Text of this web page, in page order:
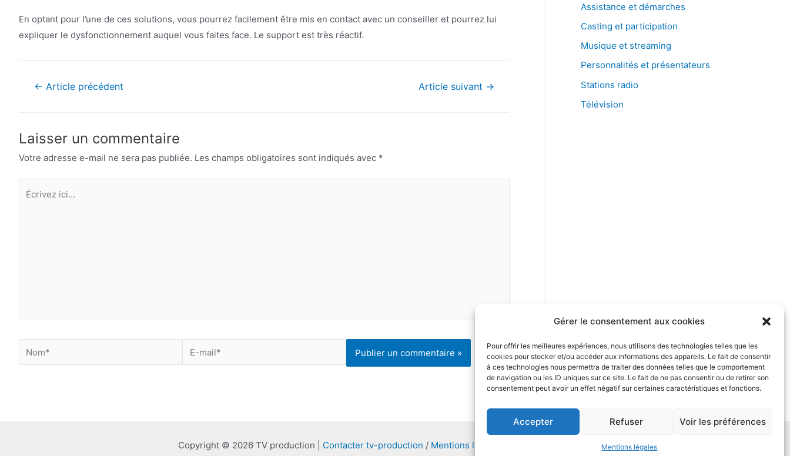
Gérer le consentement aux cookies
Pour offrir les meilleures expériences, nous utilisons des technologies telles que les
cookies pour stocker et/ou accéder aux informations des appareils. Le fait de consentir
à ces technologies nous permettra de traiter des données telles que le comportement
de navigation ou les ID uniques sur ce site. Le fait de ne pas consentir ou de retirer son
consentement peut avoir un effet négatif sur certaines caractéristiques et fonctions.
Accepter Refuser Voir les préférences
Mentions légales
En optant pour l’une de ces solutions, vous pourrez facilement être mis en contact avec un conseiller et pourrez lui
expliquer le dysfonctionnement auquel vous faites face. Le support est très réactif.
Navigation
← Article précédent Article suivant →
Laisser un commentaire
Votre adresse e-mail ne sera pas publiée. Les champs obligatoires sont indiqués avec *
Écrivez
Nom*
E-
mail*
Assistance et démarches
Casting et participation
Musique et streaming
Personnalités et présentateurs
Stations radio
Télévision
Copyright © 2026 TV production | Contacter tv-production / Mentions légales et CGV Retour à l'accueil